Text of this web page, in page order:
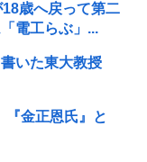
歳へ戻って第二
電工らぶ」...
いた東大教授
『金正恩氏』と